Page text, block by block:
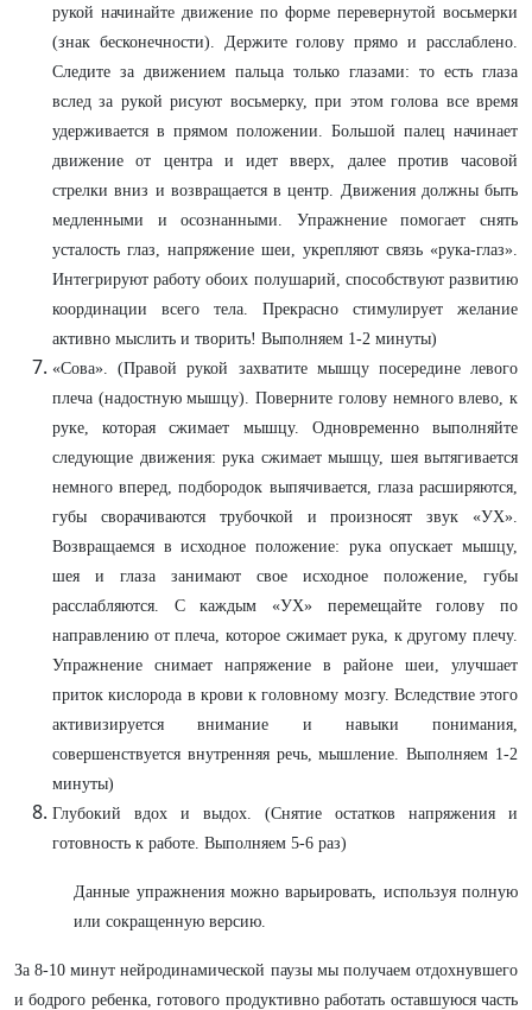
рукой начинайте движение по форме перевернутой восьмерки
(знак бесконечности). Держите голову прямо и расслаблено.
Следите за движением пальца только глазами: то есть глаза
вслед за рукой рисуют восьмерку, при этом голова все время
удерживается в прямом положении. Большой палец начинает
движение от центра и идет вверх, далее против часовой
стрелки вниз и возвращается в центр. Движения должны быть
медленными и осознанными. Упражнение помогает снять
усталость глаз, напряжение шеи, укрепляют связь «рука-глаз».
Интегрируют работу обоих полушарий, способствуют развитию
координации всего тела. Прекрасно стимулирует желание
активно мыслить и творить! Выполняем 1-2 минуты)
«Сова». (Правой рукой захватите мышцу посередине левого
плеча (надостную мышцу). Поверните голову немного влево, к
руке, которая сжимает мышцу. Одновременно выполняйте
следующие движения: рука сжимает мышцу, шея вытягивается
немного вперед, подбородок выпячивается, глаза расширяются,
губы сворачиваются трубочкой и произносят звук «УХ».
Возвращаемся в исходное положение: рука опускает мышцу,
шея и глаза занимают свое исходное положение, губы
расслабляются. С каждым «УХ» перемещайте голову по
направлению от плеча, которое сжимает рука, к другому плечу.
Упражнение снимает напряжение в районе шеи, улучшает
приток кислорода в крови к головному мозгу. Вследствие этого
активизируется внимание и навыки понимания,
совершенствуется внутренняя речь, мышление. Выполняем 1-2
минуты)
Глубокий вдох и выдох. (Снятие остатков напряжения и
готовность к работе. Выполняем 5-6 раз)
Данные упражнения можно варьировать, используя полную
или сокращенную версию.
За 8-10 минут нейродинамической паузы мы получаем отдохнувшего
и бодрого ребенка, готового продуктивно работать оставшуюся часть